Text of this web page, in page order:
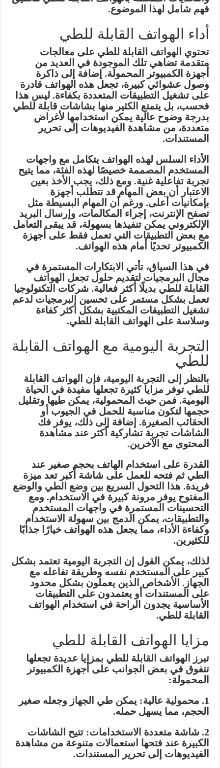
فهم شامل لهذا الموضوع.
أداء الهواتف القابلة للطي
تحتوي الهواتف القابلة للطي على معالجات
متقدمة تضاهي تلك الموجودة في العديد من
أجهزة الكمبيوتر المحمولة. إضافة إلى ذاكرة
وصول عشوائي كبيرة، تجعل هذه الهواتف قادرة
على تشغيل التطبيقات المتعددة بكفاءة. ليس هذا
فحسب، بل يتمتع الكثير منها بشاشات قابلة للطي
بدرجة وضوح عالية يمكن استخدامها لأغراض
متعددة، من مشاهدة الفيديوهات إلى تحرير
المستندات.
الأداء السلس لهذه الهواتف يتكامل مع واجهات
المستخدم المصممة خصيصًا لهذه الفئة، مما يتيح
تجربة تفاعلية غنية. ومع ذلك، يجب الأخذ بعين
الاعتبار أن بعض المهام قد تتطلب أجهزة
بإمكانيات أعلى. ورغم أن المهام البسيطة مثل
تصفح الإنترنت، إجراء المكالمات، وإرسال البريد
الإلكتروني يمكن تنفيذها بسهولة، قد يبقى التعامل
مع بعض التطبيقات التي تعمل فقط على أجهزة
الكمبيوتر تحديًا أمام هذه الهواتف.
في هذا السياق، تأتي الابتكارات المستمرة في
مجال البرمجيات لتقديم حلول تجعل الهواتف
القابلة للطي بديلًا أكثر فعالية. شركات التكنولوجيا
تعمل بشكل مستمر على تحسين البرمجيات لدعم
تشغيل التطبيقات المكتبية بشكل أكثر كفاءة
وسلاسة على الهواتف القابلة للطي.
التجربة اليومية مع الهواتف القابلة
للطي
بالنظر إلى التجربة اليومية، فإن الهواتف القابلة
للطي توفر مزايا كثيرة تجعلها مفيدة في الحياة
اليومية. فمن حيث المحمولية، يمكن طيها وتقليل
حجمها لتكون مناسبة للحمل في الجيوب أو
الحقائب الصغيرة. إضافة إلى ذلك، يوفر فك
الشاشات تجربة تشاركية أكثر عند مشاهدة
المحتوى مع الآخرين.
القدرة على استخدام الهاتف بحجم صغير عند
الطي ثم فتحه للعمل على شاشة أكبر تعد ميزة
فريدة. هذا التحول السريع بين وضع الطي والوضع
المفتوح يوفر مرونة كبيرة في الاستخدام. ومع
التحسينات المستمرة في واجهات المستخدم
والتطبيقات، يمكن الدمج بين سهولة الاستخدام
وكفاءة الأداء، مما يجعل هذه الهواتف خيارًا جذابًا
للكثيرين.
لذلك، يمكن القول إن التجربة اليومية تعتمد بشكل
كبير على المستخدم نفسه وطريقة تفاعله مع
الجهاز. الأشخاص الذين يعملون بشكل محدود
على المستندات أو يعتمدون على التطبيقات
الأساسية يجدون الراحة في استخدام الهواتف
القابلة للطي.
مزايا الهواتف القابلة للطي
تبرز الهواتف القابلة للطي بمزايا عديدة تجعلها
تتفوق في بعض الجوانب على أجهزة الكمبيوتر
المحمولة:
1. محمولية عالية: يمكن طي الجهاز وجعله صغير
الحجم، مما يسهل حمله.
2. شاشة متعددة الاستخدامات: تتيح الشاشات
الكبيرة عند فتحها استعمالات متنوعة من مشاهدة
الفيديوهات إلى تحرير المستندات.